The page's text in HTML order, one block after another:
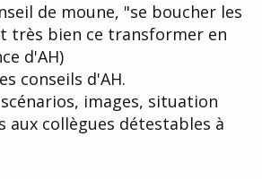
de moune, "se boucher les
très bien ce transformer en
d'AH)
conseils d'AH.
images, situation
aux collègues détestables à